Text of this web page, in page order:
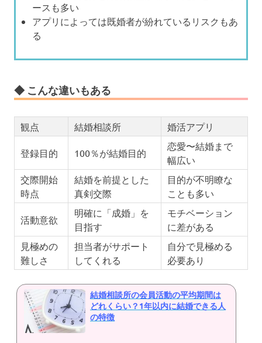
ースも多い
アプリによっては既婚者が紛れているリスクもあ
る
◆ こんな違いもある
観点 結婚相談所 婚活アプリ
登録目的 100％が結婚目的
恋愛〜結婚まで
幅広い
交際開始
時点
結婚を前提とした
真剣交際
目的が不明瞭な
ことも多い
活動意欲
明確に「成婚」を
目指す
モチベーション
に差がある
見極めの
難しさ
担当者がサポート
してくれる
自分で見極める
必要あり
結婚相談所の会員活動の平均期間は
どれくらい？1年以内に結婚できる人
の特徴